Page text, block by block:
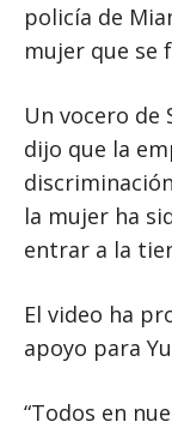
policía de
mujer que se
Un vocero de
dijo que la
la mujer ha
entrar a la
El video ha
apoyo para
“Todos en